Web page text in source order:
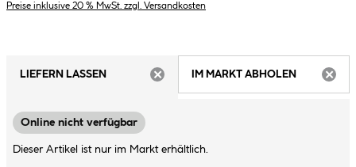
Preise inklusive 20 % MwSt. zzgl. Versandkosten
LIEFERN LASSEN
IM MARKT ABHOLEN
Online nicht verfügbar
Dieser Artikel ist nur im Markt erhältlich.